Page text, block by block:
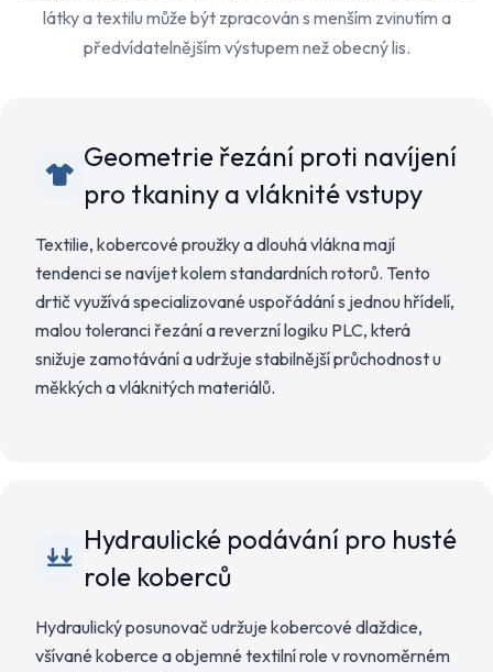
látky a textilu může být zpracován s menším zvinutím a
předvídatelnějším výstupem než obecný lis.
Geometrie řezání proti navíjení
pro tkaniny a vláknité vstupy
Textilie, kobercové proužky a dlouhá vlákna mají
tendenci se navíjet kolem standardních rotorů. Tento
drtič využívá specializované uspořádání s jednou hřídelí,
malou toleranci řezání a reverzní logiku PLC, která
snižuje zamotávání a udržuje stabilnější průchodnost u
měkkých a vláknitých materiálů.
Hydraulické podávání pro husté
role koberců
Hydraulický posunovač udržuje kobercové dlaždice,
všívané koberce a objemné textilní role v rovnoměrném